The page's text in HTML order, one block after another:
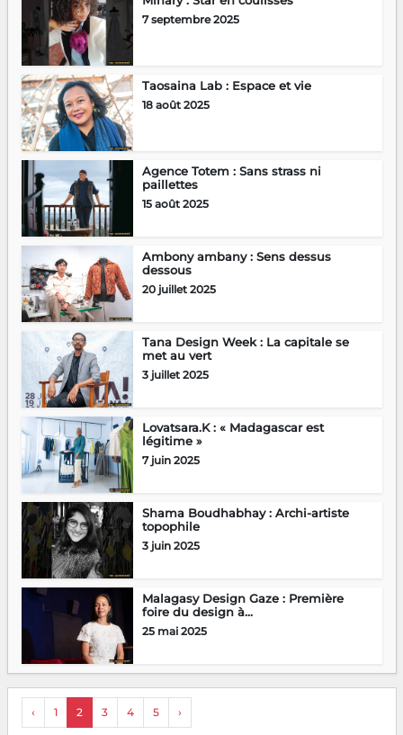
7 septembre 2025
Taosaina Lab : Espace et vie
18 août 2025
Agence Totem : Sans strass ni
paillettes
15 août 2025
Ambony ambany : Sens dessus
dessous
20 juillet 2025
Tana Design Week : La capitale se
met au vert
3 juillet 2025
Lovatsara.K : « Madagascar est
légitime »
7 juin 2025
Shama Boudhabhay : Archi-artiste
topophile
3 juin 2025
Malagasy Design Gaze : Première
foire du design à...
25 mai 2025
‹ 1 2 3 4 5 ›